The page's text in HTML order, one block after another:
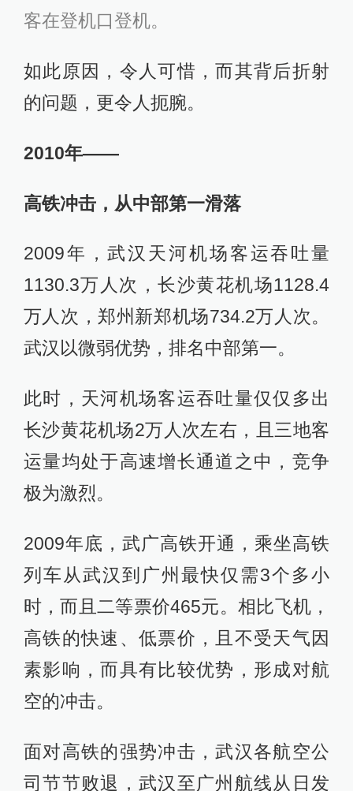
客在登机口登机。
如此原因，令人可惜，而其背后折射
的问题，更令人扼腕。
2010年——
高铁冲击，从中部第一滑落
2009年，武汉天河机场客运吞吐量
1130.3万人次，长沙黄花机场1128.4
万人次，郑州新郑机场734.2万人次。
武汉以微弱优势，排名中部第一。
此时，天河机场客运吞吐量仅仅多出
长沙黄花机场2万人次左右，且三地客
运量均处于高速增长通道之中，竞争
极为激烈。
2009年底，武广高铁开通，乘坐高铁
列车从武汉到广州最快仅需3个多小
时，而且二等票价465元。相比飞机，
高铁的快速、低票价，且不受天气因
素影响，而具有比较优势，形成对航
空的冲击。
面对高铁的强势冲击，武汉各航空公
司节节败退，武汉至广州航线从日发